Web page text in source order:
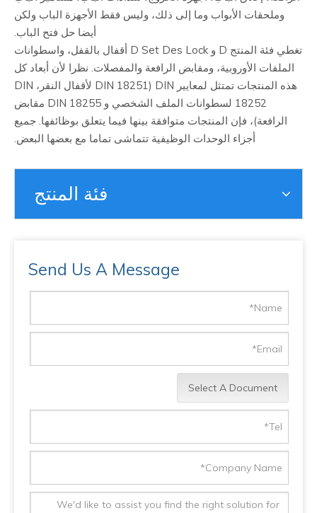
وملحقات الأبواب وما إلى ذلك، وليس فقط الأجهزة الباب ولكن
أيضا حل فتح الباب.
تغطي فئة المنتج D و D Set Des Lock أقفال بالقفل، واسطوانات
الملفات الأوروبية، ومقابض الرافعة والمفصلات. نظرا لأن أبعاد كل
هذه المنتجات تمتثل لمعايير DIN (DIN 18251 لأقفال النقر، DIN
18252 لسطوانات الملف الشخصي و DIN 18255 مقابض
الرافعة)، فإن المنتجات متوافقة بينها فيما يتعلق بوظائفها. جميع
أجزاء الوحدات الوظيفية تتماشى تماما مع بعضها البعض.
فئة المنتج
Send Us A Message
Select A Document